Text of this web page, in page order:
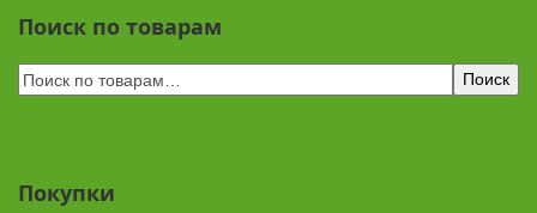
Поиск по товарам
Поиск
Покупки